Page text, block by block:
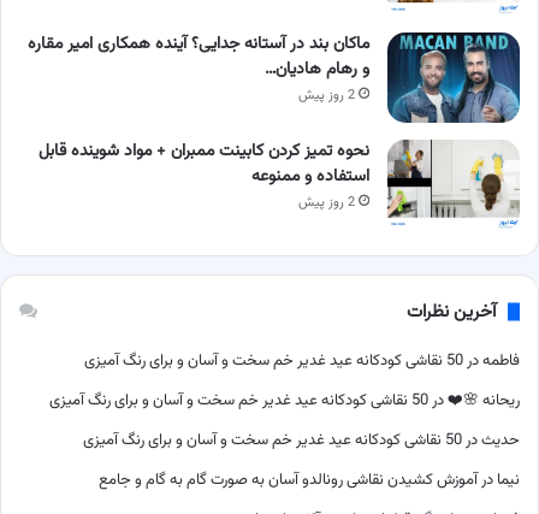
ماکان بند در آستانه جدایی؟ آینده همکاری امیر مقاره
و رهام هادیان…
2 روز پیش
نحوه تمیز کردن کابینت ممبران + مواد شوینده قابل
استفاده و ممنوعه
2 روز پیش
آخرین نظرات
فاطمهدر 50 نقاشی کودکانه عید غدیر خم سخت و آسان و برای رنگ آمیزی
ریحانه 🌸❤️در 50 نقاشی کودکانه عید غدیر خم سخت و آسان و برای رنگ آمیزی
حدیثدر 50 نقاشی کودکانه عید غدیر خم سخت و آسان و برای رنگ آمیزی
نیما درآموزش کشیدن نقاشی رونالدو آسان به صورت گام به گام و جامع